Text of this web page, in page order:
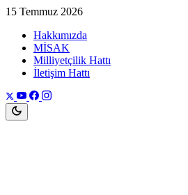
15 Temmuz 2026
Hakkımızda
MİSAK
Milliyetçilik Hattı
İletişim Hattı